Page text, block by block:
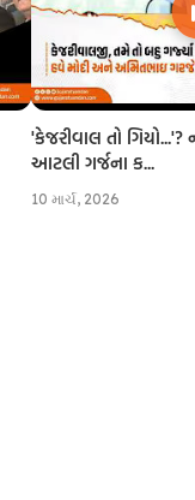
'કેજરીવાલ તો ગિયો...'?
આટલી ગર્જના ક...
10 માર્ચ, 2026